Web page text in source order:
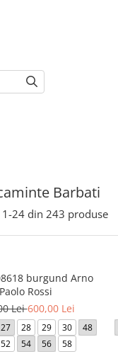
Barbati
1-24 din 243 produse
burgund Arno
Paolo Rossi
Lei600,00 Lei
27 28 29 30
48
52 54 56 58